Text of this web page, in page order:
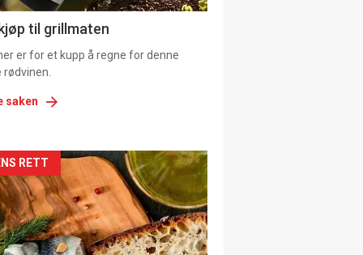
til grillmaten
er for et kupp å regne for denne
rødvinen.
saken
RETT